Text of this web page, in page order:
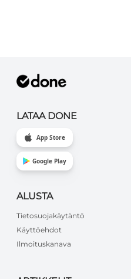
LATAA DONE
App Store
Google Play
ALUSTA
Tietosuojakäytäntö
Käyttöehdot
Ilmoituskanava